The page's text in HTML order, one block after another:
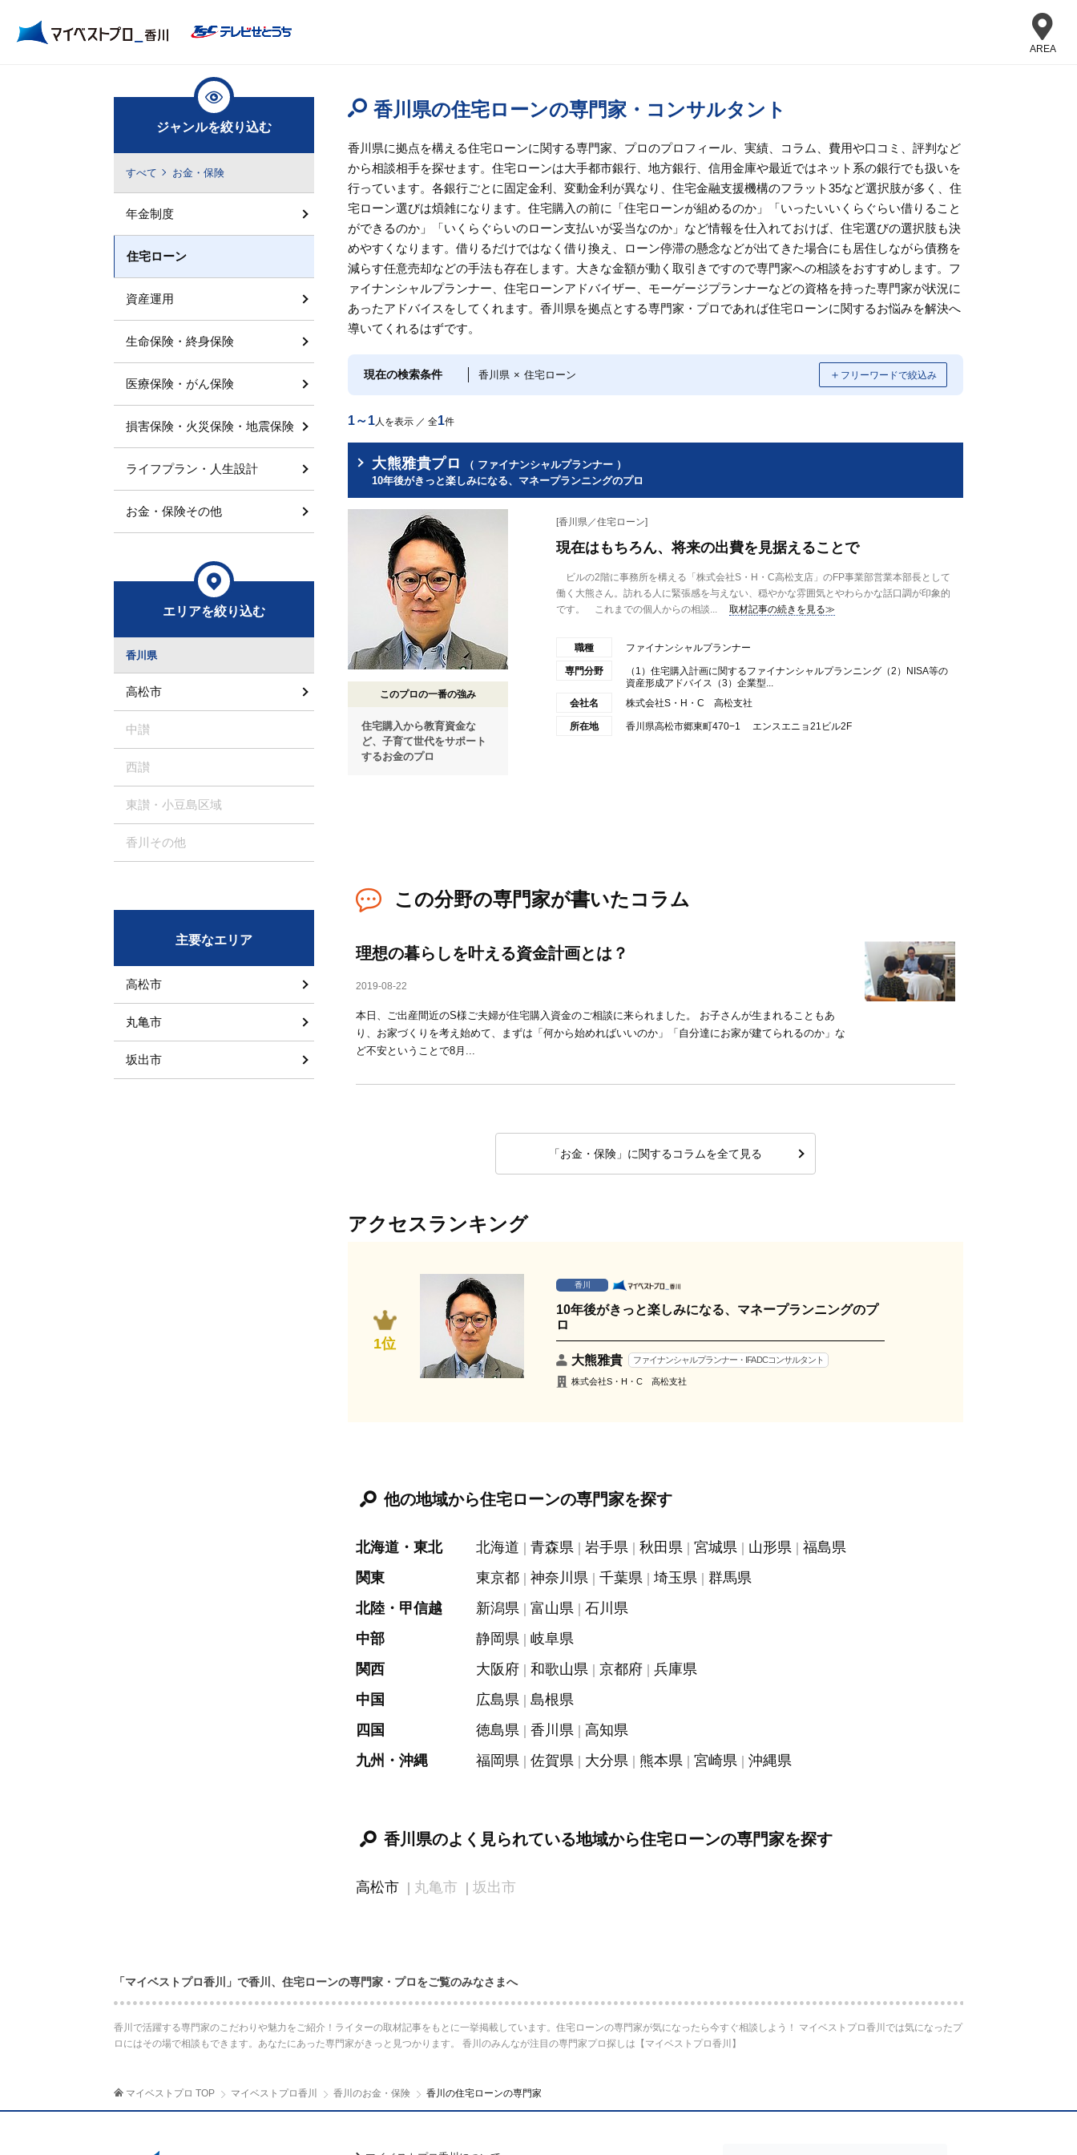
AREA
香川県の住宅ローンの専門家・コンサルタント
香川県に拠点を構える住宅ローンに関する専門家、プロのプロフィール、実績、コラム、費用や口コミ、評判など
から相談相手を探せます。住宅ローンは大手都市銀行、地方銀行、信用金庫や最近ではネット系の銀行でも扱いを
行っています。各銀行ごとに固定金利、変動金利が異なり、住宅金融支援機構のフラット35など選択肢が多く、住
宅ローン選びは煩雑になります。住宅購入の前に「住宅ローンが組めるのか」「いったいいくらぐらい借りること
ができるのか」「いくらぐらいのローン支払いが妥当なのか」など情報を仕入れておけば、住宅選びの選択肢も決
めやすくなります。借りるだけではなく借り換え、ローン停滞の懸念などが出てきた場合にも居住しながら債務を
減らす任意売却などの手法も存在します。大きな金額が動く取引きですので専門家への相談をおすすめします。フ
ァイナンシャルプランナー、住宅ローンアドバイザー、モーゲージプランナーなどの資格を持った専門家が状況に
あったアドバイスをしてくれます。香川県を拠点とする専門家・プロであれば住宅ローンに関するお悩みを解決へ
導いてくれるはずです。
現在の検索条件 香川県 × 住宅ローン ＋ フリーワードで絞込み
1～1人を表示 ／ 全1件
大熊雅貴プロ
（ ファイナンシャルプランナー ）
10年後がきっと楽しみになる、マネープランニングのプロ
このプロの一番の強み
住宅購入から教育資金な
ど、子育て世代をサポート
するお金のプロ
[香川県／住宅ローン]
現在はもちろん、将来の出費を見据えることで
ビルの2階に事務所を構える「株式会社S・H・C高松支店」のFP事業部営業本部長として
働く大熊さん。訪れる人に緊張感を与えない、穏やかな雰囲気とやわらかな話口調が印象的
です。 これまでの個人からの相談...
取材記事の続きを見る≫
職種 ファイナンシャルプランナー
専門分野
（1）住宅購入計画に関するファイナンシャルプランニング（2）NISA等の
資産形成アドバイス（3）企業型...
会社名
株式会社S・H・C 高松支社
所在地 香川県高松市郷東町470−1 エンスエニョ21ビル2F
この分野の専門家が書いたコラム
理想の暮らしを叶える資金計画とは？
2019-08-22
本日、ご出産間近のS様ご夫婦が住宅購入資金のご相談に来られました。 お子さんが生まれることもあ
り、お家づくりを考え始めて、まずは「何から始めればいいのか」「自分達にお家が建てられるのか」な
ど不安ということで8月...
「お金・保険」に関するコラムを全て見る
アクセスランキング
1位
香川
10年後がきっと楽しみになる、マネープランニングのプ
ロ
大熊雅貴 ファイナンシャルプランナー・IFA DCコンサルタント
株式会社S・H・C 高松支社
他の地域から住宅ローンの専門家を探す
北海道・東北 北海道 青森県 岩手県 秋田県 宮城県 山形県
福島県
関東
東京都 神奈川県 千葉県 埼玉県
群馬県
北陸・甲信越
新潟県 富山県
石川県
中部
静岡県
岐阜県
関西
大阪府 和歌山県 京都府
兵庫県
中国
広島県
島根県
四国
徳島県 香川県
高知県
九州・沖縄
福岡県 佐賀県 大分県 熊本県 宮崎県 沖縄県
香川県のよく見られている地域から住宅ローンの専門家を探す
高松市 丸亀市 坂出市
ジャンルを絞り込む
すべて お金・保険
年金制度
住宅ローン
資産運用
生命保険・終身保険
医療保険・がん保険
損害保険・火災保険・地震保険
ライフプラン・人生設計
お金・保険その他
エリアを絞り込む
香川県
高松市
中讃
西讃
東讃・小豆島区域
香川その他
主要なエリア
高松市
丸亀市
坂出市
「マイベストプロ香川」で香川、住宅ローンの専門家・プロをご覧のみなさまへ
香川で活躍する専門家のこだわりや魅力をご紹介！ライターの取材記事をもとに一挙掲載しています。住宅ローンの専門家が気になったら今すぐ相談しよう！ マイベストプロ香川では気になったプ
ロにはその場で相談もできます。あなたにあった専門家がきっと見つかります。 香川のみんなが注目の専門家プロ探しは【マイベストプロ香川】
マイベストプロ TOP マイベストプロ香川 香川のお金・保険 香川の住宅ローンの専門家